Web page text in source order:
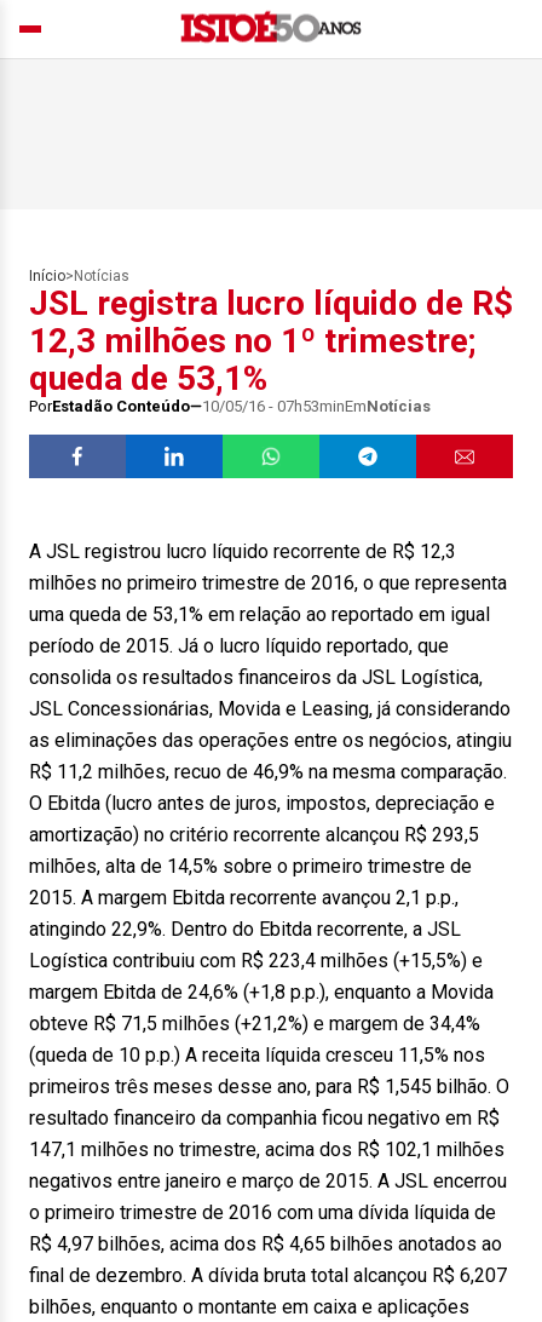
Início> Notícias
JSL registra lucro líquido de R$
12,3 milhões no 1º trimestre;
queda de 53,1%
PorEstadão Conteúdo 10/05/16 - 07h53minEmNotícias
A JSL registrou lucro líquido recorrente de R$ 12,3
milhões no primeiro trimestre de 2016, o que representa
uma queda de 53,1% em relação ao reportado em igual
período de 2015. Já o lucro líquido reportado, que
consolida os resultados financeiros da JSL Logística,
JSL Concessionárias, Movida e Leasing, já considerando
as eliminações das operações entre os negócios, atingiu
R$ 11,2 milhões, recuo de 46,9% na mesma comparação.
O Ebitda (lucro antes de juros, impostos, depreciação e
amortização) no critério recorrente alcançou R$ 293,5
milhões, alta de 14,5% sobre o primeiro trimestre de
2015. A margem Ebitda recorrente avançou 2,1 p.p.,
atingindo 22,9%. Dentro do Ebitda recorrente, a JSL
Logística contribuiu com R$ 223,4 milhões (+15,5%) e
margem Ebitda de 24,6% (+1,8 p.p.), enquanto a Movida
obteve R$ 71,5 milhões (+21,2%) e margem de 34,4%
(queda de 10 p.p.) A receita líquida cresceu 11,5% nos
primeiros três meses desse ano, para R$ 1,545 bilhão. O
resultado financeiro da companhia ficou negativo em R$
147,1 milhões no trimestre, acima dos R$ 102,1 milhões
negativos entre janeiro e março de 2015. A JSL encerrou
o primeiro trimestre de 2016 com uma dívida líquida de
R$ 4,97 bilhões, acima dos R$ 4,65 bilhões anotados ao
final de dezembro. A dívida bruta total alcançou R$ 6,207
bilhões, enquanto o montante em caixa e aplicações